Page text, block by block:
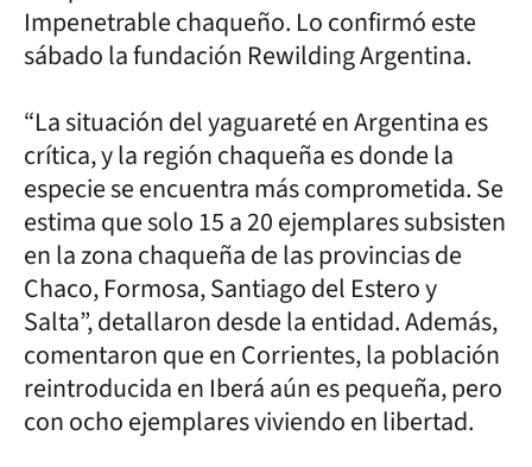
Impenetrable chaqueño. Lo confirmó este
sábado la fundación Rewilding Argentina.
“La situación del yaguareté en Argentina es
crítica, y la región chaqueña es donde la
especie se encuentra más comprometida. Se
estima que solo 15 a 20 ejemplares subsisten
en la zona chaqueña de las provincias de
Chaco, Formosa, Santiago del Estero y
Salta”, detallaron desde la entidad. Además,
comentaron que en Corrientes, la población
reintroducida en Iberá aún es pequeña, pero
con ocho ejemplares viviendo en libertad.